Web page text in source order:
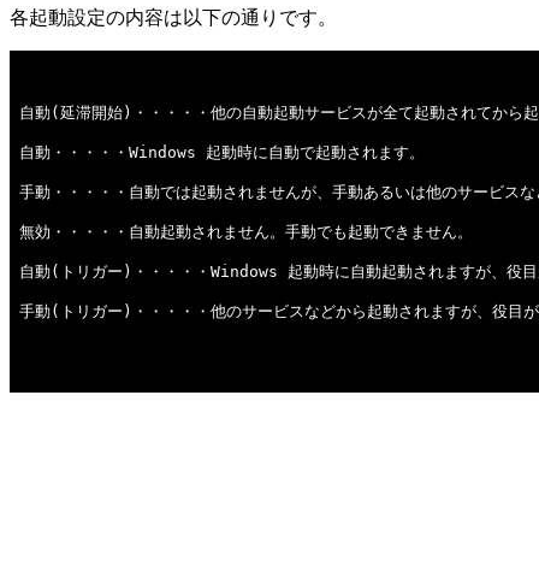
各起動設定の内容は以下の通りです。
自動(延滞開始)・・・・・他の自動起動サービスが全て起動されてから
自動・・・・・Windows 起動時に自動で起動されます。
手動・・・・・自動では起動されませんが、手動あるいは他のサービス
無効・・・・・自動起動されません。手動でも起動できません。
自動(トリガー)・・・・・Windows 起動時に自動起動されますが、役
手動(トリガー)・・・・・他のサービスなどから起動されますが、役目